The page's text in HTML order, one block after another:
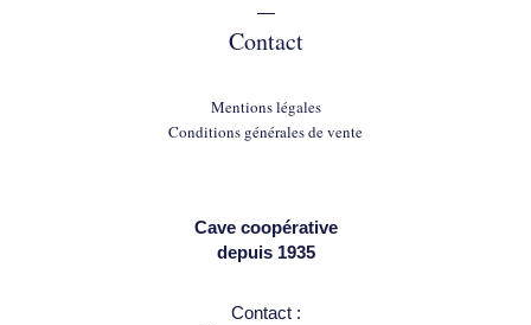
—
Contact
Mentions légales
Conditions générales de vente
Cave coopérative
depuis 1935
Contact :